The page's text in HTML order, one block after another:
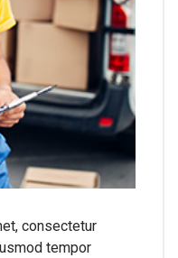
consectetur
tempor